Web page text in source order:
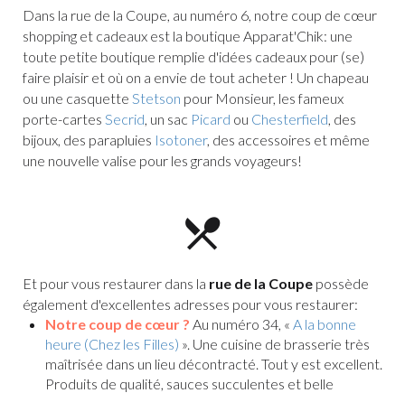
Dans la rue de la Coupe, au numéro 6, notre coup de cœur
shopping et cadeaux est la boutique Apparat'Chik: une
toute petite boutique remplie d'idées cadeaux pour (se)
faire plaisir et où on a envie de tout acheter ! Un chapeau
ou une casquette Stetson pour Monsieur, les fameux
porte-cartes Secrid, un sac Picard ou Chesterfield, des
bijoux, des parapluies Isotoner, des accessoires et même
une nouvelle valise pour les grands voyageurs!
Et pour vous restaurer dans la rue de la Coupe possède
également d'excellentes adresses pour vous restaurer:
Notre coup de cœur ? Au numéro 34, « A la bonne
heure (Chez les Filles) ». Une cuisine de brasserie très
maîtrisée dans un lieu décontracté. Tout y est excellent.
Produits de qualité, sauces succulentes et belle